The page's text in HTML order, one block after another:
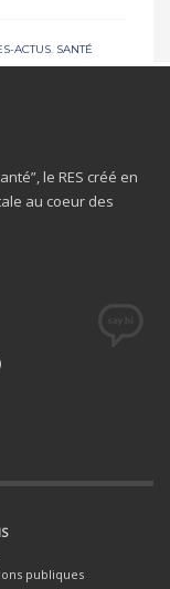
ACTUS, SANTÉ
le RES créé en
au coeur des
publiques